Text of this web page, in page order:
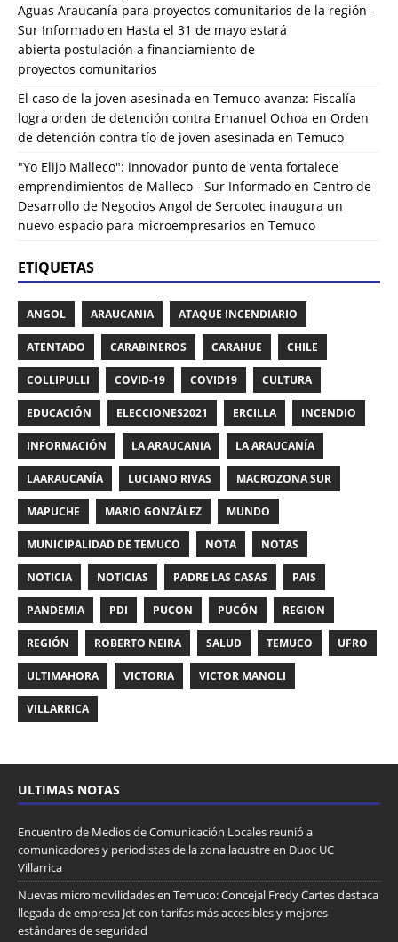
Aguas Araucanía para proyectos comunitarios de la región -
Sur Informado en Hasta el 31 de mayo estará
abierta postulación a financiamiento de
proyectos comunitarios
El caso de la joven asesinada en Temuco avanza: Fiscalía
logra orden de detención contra Emanuel Ochoa en Orden
de detención contra tío de joven asesinada en Temuco
"Yo Elijo Malleco": innovador punto de venta fortalece
emprendimientos de Malleco - Sur Informado en Centro de
Desarrollo de Negocios Angol de Sercotec inaugura un
nuevo espacio para microempresarios en Temuco
ETIQUETAS
ANGOL ARAUCANIA ATAQUE INCENDIARIO
ATENTADO CARABINEROS CARAHUE CHILE
COLLIPULLI COVID-19 COVID19 CULTURA
EDUCACIÓN ELECCIONES2021 ERCILLA INCENDIO
INFORMACIÓN LA ARAUCANIA LA ARAUCANÍA
LAARAUCANÍA LUCIANO RIVAS MACROZONA SUR
MAPUCHE MARIO GONZÁLEZ MUNDO
MUNICIPALIDAD DE TEMUCO NOTA NOTAS
NOTICIA NOTICIAS PADRE LAS CASAS PAIS
PANDEMIA PDI PUCON PUCÓN REGION
REGIÓN ROBERTO NEIRA SALUD TEMUCO UFRO
ULTIMAHORA VICTORIA VICTOR MANOLI
VILLARRICA
ULTIMAS NOTAS
Encuentro de Medios de Comunicación Locales reunió a
comunicadores y periodistas de la zona lacustre en Duoc UC
Villarrica
Nuevas micromovilidades en Temuco: Concejal Fredy Cartes destaca
llegada de empresa Jet con tarifas más accesibles y mejores
estándares de seguridad